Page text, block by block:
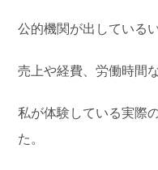
公的機関が出している
売上や経費、労働時間
私が体験している実際
た。